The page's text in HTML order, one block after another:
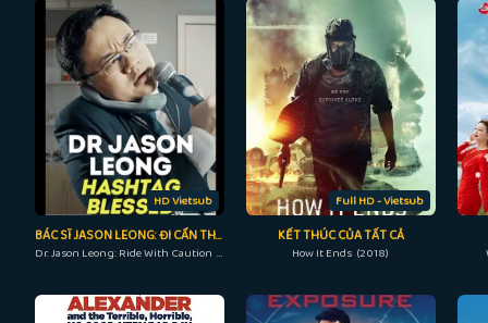
HD Vietsub
BÁC SĨ JASON LEONG: ĐI CẨN THẬN
Dr. Jason Leong: Ride With Caution (2023)
Full HD - Vietsub
KẾT THÚC CỦA TẤT CẢ
How It Ends (2018)